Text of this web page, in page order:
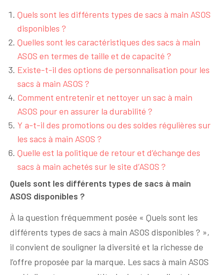
Quels sont les différents types de sacs à main ASOS
disponibles ?
Quelles sont les caractéristiques des sacs à main
ASOS en termes de taille et de capacité ?
Existe-t-il des options de personnalisation pour les
sacs à main ASOS ?
Comment entretenir et nettoyer un sac à main
ASOS pour en assurer la durabilité ?
Y a-t-il des promotions ou des soldes régulières sur
les sacs à main ASOS ?
Quelle est la politique de retour et d’échange des
sacs à main achetés sur le site d’ASOS ?
Quels sont les différents types de sacs à main
ASOS disponibles ?
À la question fréquemment posée « Quels sont les
différents types de sacs à main ASOS disponibles ? »,
il convient de souligner la diversité et la richesse de
l’offre proposée par la marque. Les sacs à main ASOS